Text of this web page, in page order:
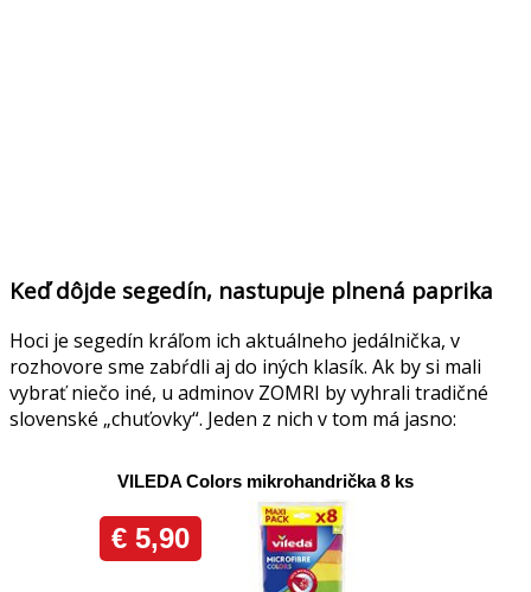
Keď dôjde segedín, nastupuje plnená paprika
Hoci je segedín kráľom ich aktuálneho jedálnička, v
rozhovore sme zabŕdli aj do iných klasík. Ak by si mali
vybrať niečo iné, u adminov ZOMRI by vyhrali tradičné
slovenské „chuťovky“. Jeden z nich v tom má jasno: